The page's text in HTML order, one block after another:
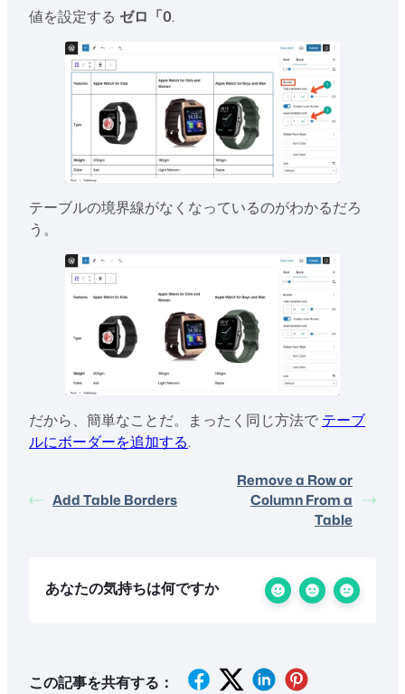
値を設定する ゼロ「0.
テーブルの境界線がなくなっているのがわかるだろ
う。
だから、簡単なことだ。まったく同じ方法で テーブ
ルにボーダーを追加する.
Add Table Borders
Remove a Row or
Column From a
Table
あなたの気持ちは何ですか
この記事を共有する：